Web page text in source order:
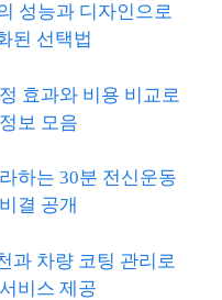
성능과 디자인으로
된 선택법
효과와 비용 비교로
보 모음
하는 30분 전신운동
결 공개
과 차량 코팅 관리로
비스 제공